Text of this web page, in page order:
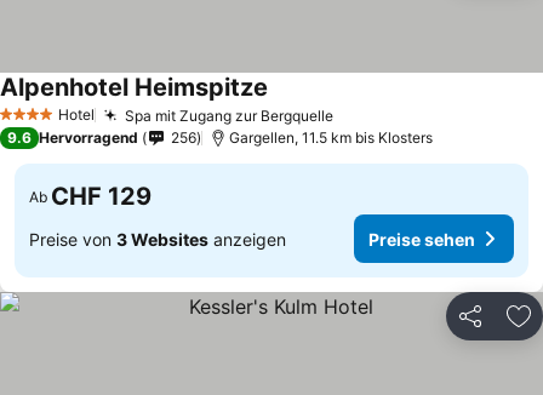
4 Sterne Hotel Spa mit Zugang zur Bergquelle
Alpenhotel Heimspitze
9.6 Hervorragend 256 Gargellen, 11.5 km bis Klosters
Ab CHF 129
Preise von 3 Websites anzeigen Preise sehen
Teilen